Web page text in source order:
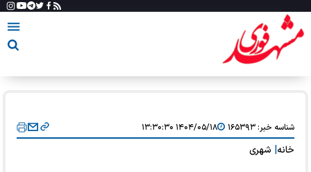
شناسه خبر:۱۶۵۳۹۳ ۱۴۰۴/۰۵/۱۸ ۱۳:۳۰:۳۰
خانه شهری